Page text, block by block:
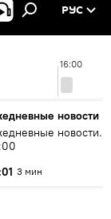
РУС
16:00
новости
новости.
3 мин